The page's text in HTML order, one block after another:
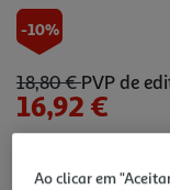
-10%
18,80 €PVP de
16,92 €
Ao clicar em